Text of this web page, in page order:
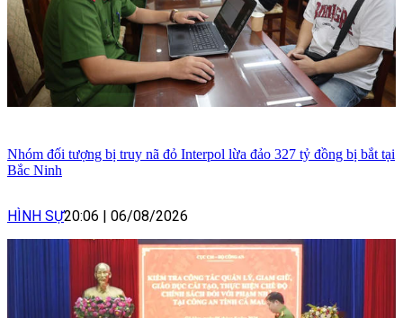
Nhóm đối tượng bị truy nã đỏ Interpol lừa đảo 327 tỷ đồng bị bắt tại
Bắc Ninh
HÌNH SỰ20:06 06/08/2026